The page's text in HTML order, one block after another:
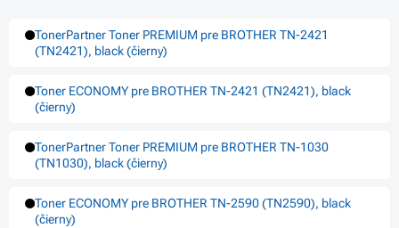
TonerPartner Toner PREMIUM pre BROTHER TN-2421
(TN2421), black (čierny)
Toner ECONOMY pre BROTHER TN-2421 (TN2421), black
(čierny)
TonerPartner Toner PREMIUM pre BROTHER TN-1030
(TN1030), black (čierny)
Toner ECONOMY pre BROTHER TN-2590 (TN2590), black
(čierny)